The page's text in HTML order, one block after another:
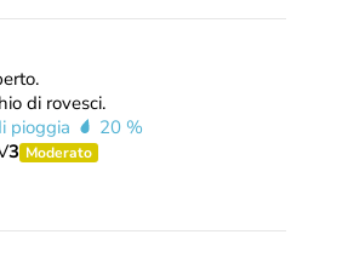
di rovesci.
pioggia
20 %
3 Moderato